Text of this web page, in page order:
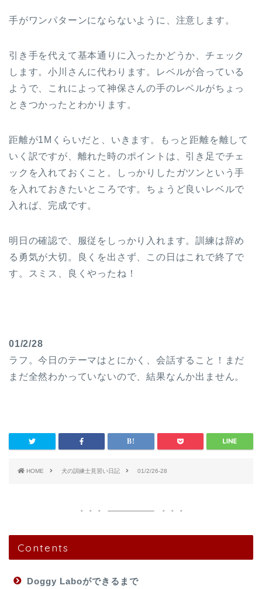
手がワンパターンにならないように、注意します。
引き手を代えて基本通りに入ったかどうか、チェック
します。小川さんに代わります。レベルが合っている
ようで、これによって神保さんの手のレベルがちょっ
ときつかったとわかります。
距離が1Mくらいだと、いきます。もっと距離を離して
いく訳ですが、離れた時のポイントは、引き足でチェ
ックを入れておくこと。しっかりしたガツンという手
を入れておきたいところです。ちょうど良いレベルで
入れば、完成です。
明日の確認で、服従をしっかり入れます。訓練は辞め
る勇気が大切。良くを出さず、この日はこれで終了で
す。スミス、良くやったね！
01/2/28
ラフ。今日のテーマはとにかく、会話すること！まだ
まだ全然わかっていないので、結果なんか出ません。
HOME 犬の訓練士見習い日記 01/2/26-28
Contents
Doggy Laboができるまで